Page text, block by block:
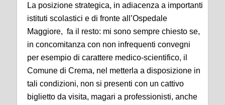
La posizione strategica, in adiacenza a importanti
istituti scolastici e di fronte all’Ospedale
Maggiore, fa il resto: mi sono sempre chiesto se,
in concomitanza con non infrequenti convegni
per esempio di carattere medico-scientifico, il
Comune di Crema, nel metterla a disposizione in
tali condizioni, non si presenti con un cattivo
biglietto da visita, magari a professionisti, anche